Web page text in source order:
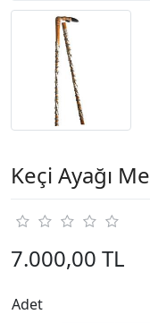
Keçi Ayağı
7.000,00 TL
Adet